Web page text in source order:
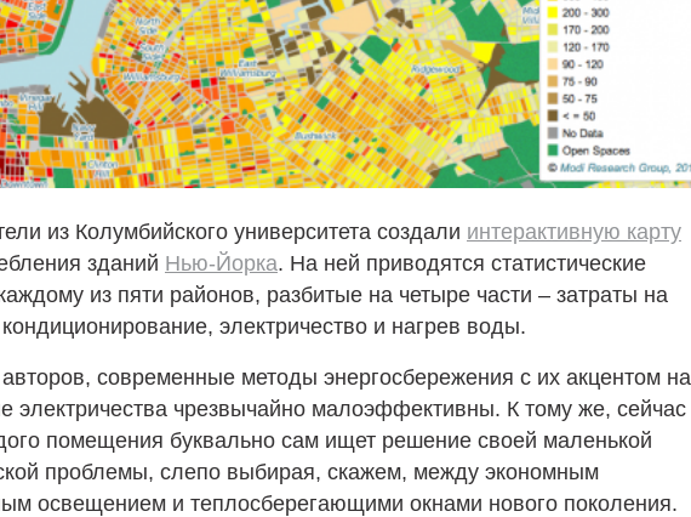
из Колумбийского университета создали интерактивную карту
зданий Нью-Йорка. На ней приводятся статистические
из пяти районов, разбитые на четыре части – затраты на
электричество и нагрев воды.
современные методы энергосбережения с их акцентом на
электричества чрезвычайно малоэффективны. К тому же, сейчас
помещения буквально сам ищет решение своей маленькой
проблемы, слепо выбирая, скажем, между экономным
освещением и теплосберегающими окнами нового поколения.